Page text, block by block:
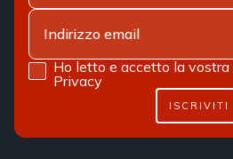
Ho letto e accetto la vostra
Privacy
ISCRIVITI